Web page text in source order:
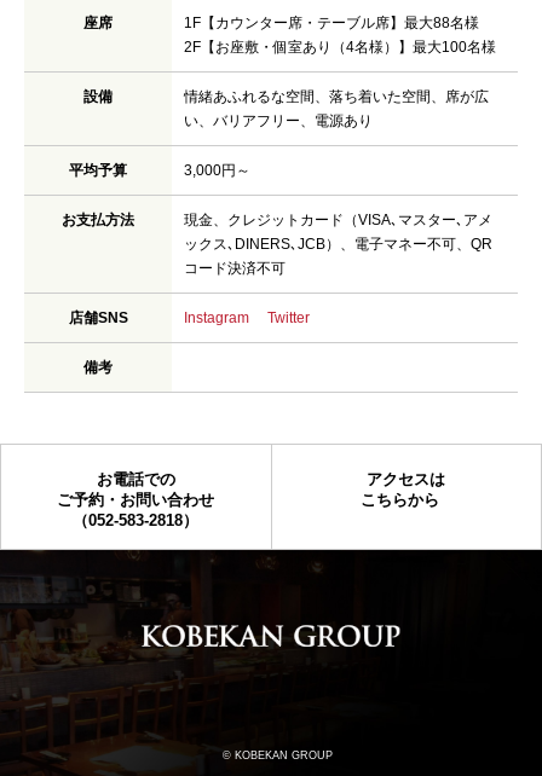
座席
1F【カウンター席・テーブル席】最大88名様
2F【お座敷・個室あり（4名様）】最大100名様
設備
情緒あふれるな空間、落ち着いた空間、席が広
い、バリアフリー、電源あり
平均予算 3,000円～
お支払方法
現金、クレジットカード（VISA､マスター､アメ
ックス､DINERS､JCB）、電子マネー不可、QR
コード決済不可
店舗SNS Instagram Twitter
備考
お電話での
ご予約・お問い合わせ
（052-583-2818）
アクセスは
こちらから
© KOBEKAN GROUP